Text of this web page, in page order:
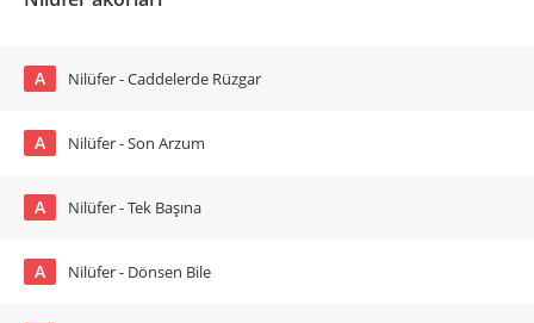
A Nilüfer - Caddelerde Rüzgar
A Nilüfer - Son Arzum
A Nilüfer - Tek Başına
A Nilüfer - Dönsen Bile